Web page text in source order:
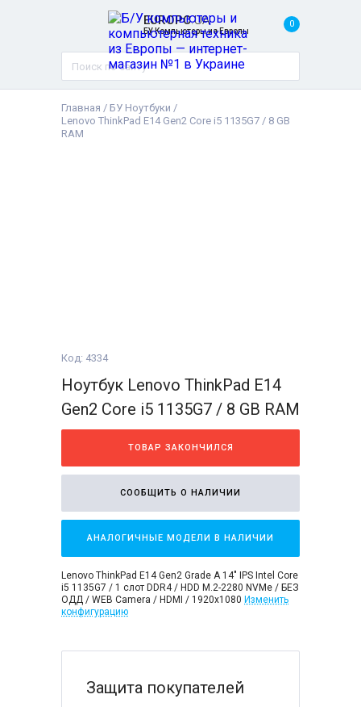
EUROPC.UA
БУ Компьютеры из Европы
0
Главная / БУ Ноутбуки /
Lenovo ThinkPad E14 Gen2 Core i5 1135G7 / 8 GB
RAM
Код: 4334
Ноутбук Lenovo ThinkPad E14
Gen2 Core i5 1135G7 / 8 GB RAM
ТОВАР ЗАКОНЧИЛСЯ
СООБЩИТЬ О НАЛИЧИИ
АНАЛОГИЧНЫЕ МОДЕЛИ В НАЛИЧИИ
Lenovo ThinkPad E14 Gen2 Grade A 14" IPS Intel Core
i5 1135G7 / 1 слот DDR4 / HDD M.2-2280 NVMe / БЕЗ
ОДД / WEB Camera / HDMI / 1920x1080 Изменить
конфигурацию
Защита покупателей